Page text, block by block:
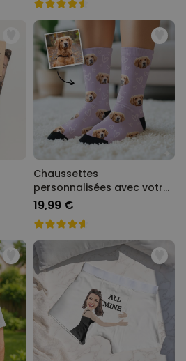
Chaussettes
personnalisées avec votre
animal de compagnie
19,99 €